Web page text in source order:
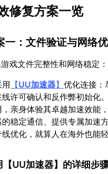
修复方案一览
一：文件验证与网络
戏文件完整性和网络稳定：
用 【UU加速器】优化连接
线许可确认和反作弊初始化
，亲身体验其卓越加速效能
的稳定通信、提供专属加速
线优化，就算人在海外也能
【UU加速器】的详细步